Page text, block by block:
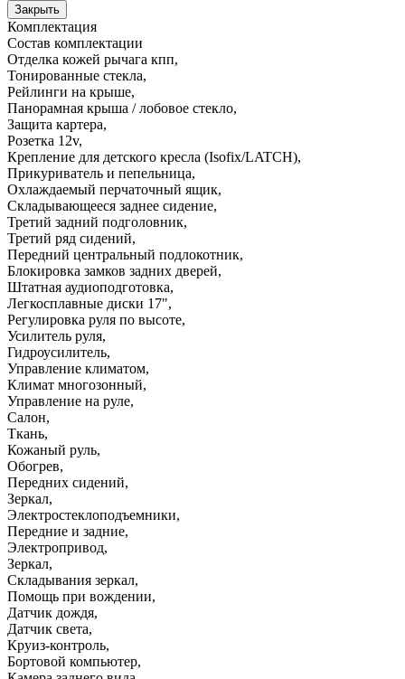
Закрыть
Комплектация
Состав комплектации
Отделка кожей рычага кпп,
Тонированные стекла,
Рейлинги на крыше,
Панорамная крыша / лобовое стекло,
Защита картера,
Розетка 12v,
Крепление для детского кресла (Isofix/LATCH),
Прикуриватель и пепельница,
Охлаждаемый перчаточный ящик,
Складывающееся заднее сидение,
Третий задний подголовник,
Третий ряд сидений,
Передний центральный подлокотник,
Блокировка замков задних дверей,
Штатная аудиоподготовка,
Легкосплавные диски 17",
Регулировка руля по высоте,
Усилитель руля,
Гидроусилитель,
Управление климатом,
Климат многозонный,
Управление на руле,
Салон,
Ткань,
Кожаный руль,
Обогрев,
Передних сидений,
Зеркал,
Электростеклоподъемники,
Передние и задние,
Электропривод,
Зеркал,
Складывания зеркал,
Помощь при вождении,
Датчик дождя,
Датчик света,
Круиз-контроль,
Бортовой компьютер,